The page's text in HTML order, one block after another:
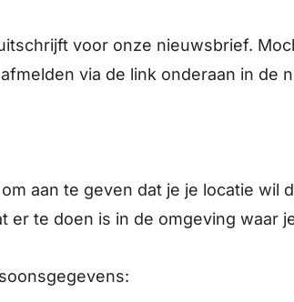
voor onze nieuwsbrief.
via de link onderaan in de
aan te geven dat je je locatie wil
er te doen is in de omgeving waar